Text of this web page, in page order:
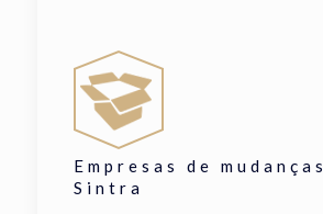
Empresas de mudanças
Sintra